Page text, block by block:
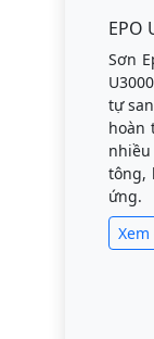
EPO
Sơn
tự
hoàn
tông,
ứng.